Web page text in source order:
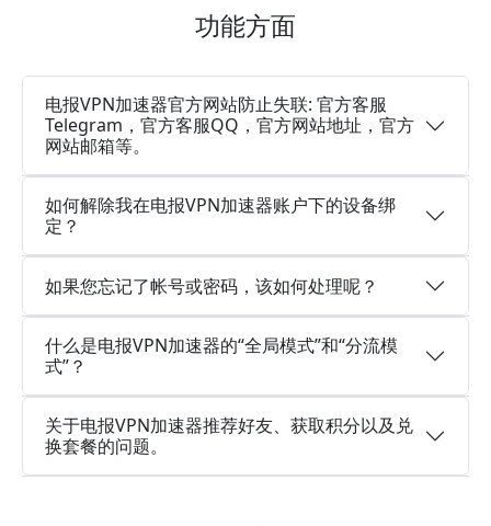
功能方面
电报VPN加速器官方网站防止失联: 官方客服
Telegram，官方客服QQ，官方网站地址，官方
网站邮箱等。
如何解除我在电报VPN加速器账户下的设备绑
定？
如果您忘记了帐号或密码，该如何处理呢？
什么是电报VPN加速器的“全局模式”和“分流模
式”？
关于电报VPN加速器推荐好友、获取积分以及兑
换套餐的问题。